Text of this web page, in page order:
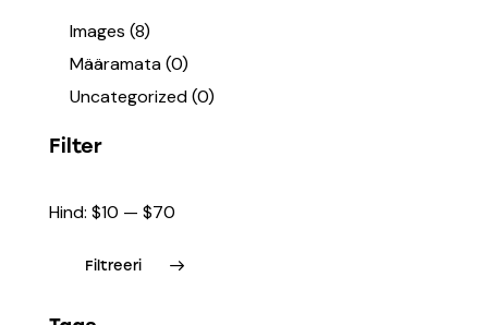
Images (8)
Määramata(0)
Uncategorized(0)
Filter
Filtreeri
Hind: $10 — $70